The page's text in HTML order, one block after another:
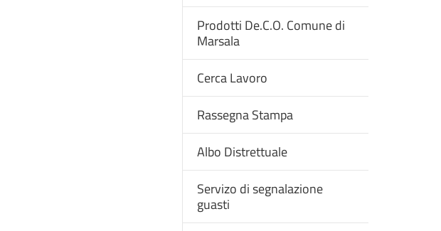
Prodotti De.C.O. Comune di
Marsala
Cerca Lavoro
Rassegna Stampa
Albo Distrettuale
Servizo di segnalazione
guasti